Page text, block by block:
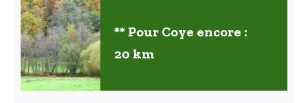
** Pour Coye encore :
20 km